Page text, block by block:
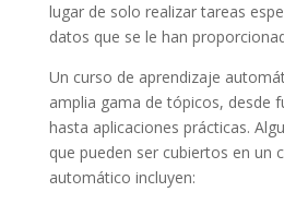
lugar de solo realizar tareas
datos que se le han
Un curso de aprendizaje
amplia gama de tópicos, desde
hasta aplicaciones prácticas.
que pueden ser cubiertos en un
automático incluyen: